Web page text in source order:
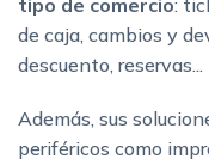
tipo de comercio:
de caja, cambios y
descuento, reservas...
Además, sus
periféricos como